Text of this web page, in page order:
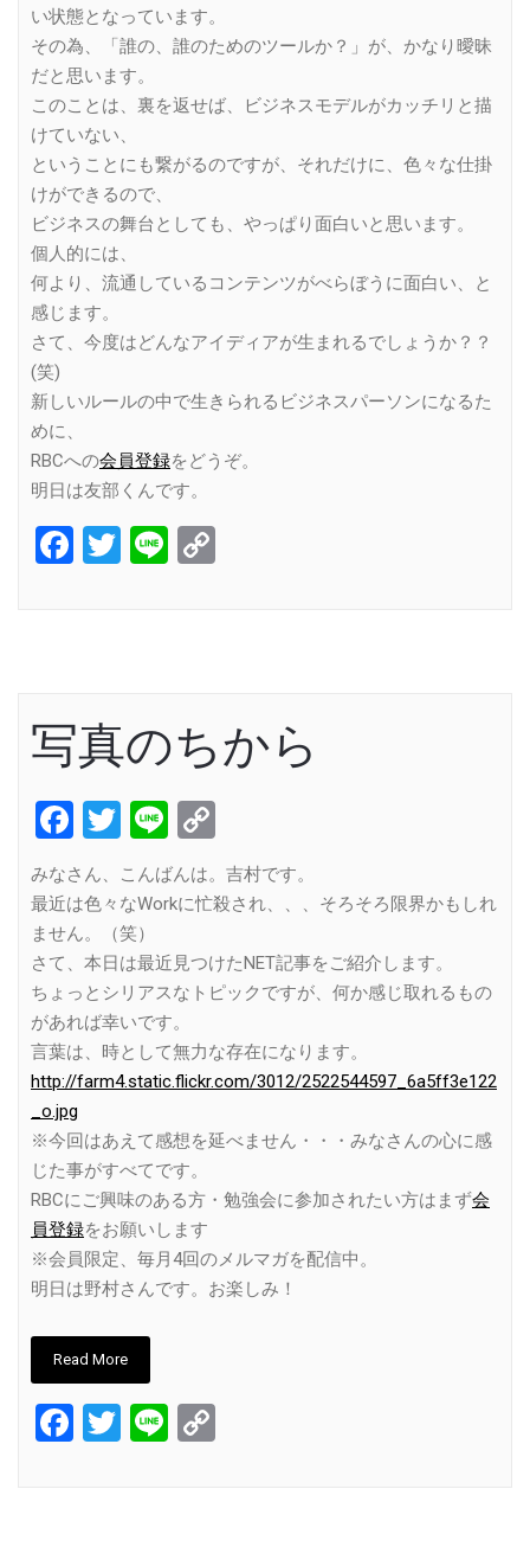
い状態となっています。
その為、「誰の、誰のためのツールか？」が、かなり曖昧
だと思います。
このことは、裏を返せば、ビジネスモデルがカッチリと描
けていない、
ということにも繋がるのですが、それだけに、色々な仕掛
けができるので、
ビジネスの舞台としても、やっぱり面白いと思います。
個人的には、
何より、流通しているコンテンツがべらぼうに面白い、と
感じます。
さて、今度はどんなアイディアが生まれるでしょうか？？
(笑)
新しいルールの中で生きられるビジネスパーソンになるた
めに、
RBCへの会員登録をどうぞ。
明日は友部くんです。
Facebook
Twitter
Line
写真のちから
Facebook
Twitter
Line
Link
みなさん、こんばんは。吉村です。
最近は色々なWorkに忙殺され、、、そろそろ限界かもしれ
ません。（笑）
さて、本日は最近見つけたNET記事をご紹介します。
ちょっとシリアスなトピックですが、何か感じ取れるもの
があれば幸いです。
言葉は、時として無力な存在になります。
http://farm4.static.flickr.com/3012/2522544597_6a5ff3e122
_o.jpg
※今回はあえて感想を延べません・・・みなさんの心に感
じた事がすべてです。
RBCにご興味のある方・勉強会に参加されたい方はまず会
員登録をお願いします
※会員限定、毎月4回のメルマガを配信中。
明日は野村さんです。お楽しみ！
Read More
Facebook
Twitter
Line